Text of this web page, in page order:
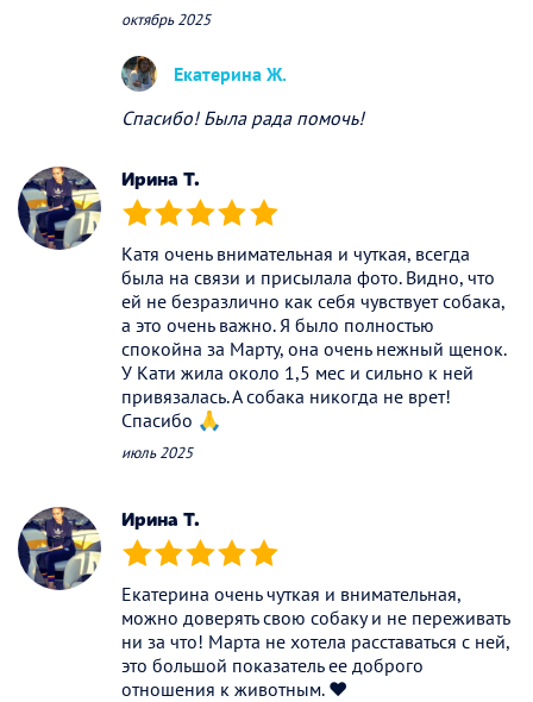
октябрь 2025
Екатерина Ж.
Спасибо! Была рада помочь!
Ирина Т.
(*) (*) (*) (*) (*)
Катя очень внимательная и чуткая, всегда
была на связи и присылала фото. Видно, что
ей не безразлично как себя чувствует собака,
а это очень важно. Я было полностью
спокойна за Марту, она очень нежный щенок.
У Кати жила около 1,5 мес и сильно к ней
привязалась. А собака никогда не врет!
Спасибо 🙏
июль 2025
Ирина Т.
(*) (*) (*) (*) (*)
Екатерина очень чуткая и внимательная,
можно доверять свою собаку и не переживать
ни за что! Марта не хотела расставаться с ней,
это большой показатель ее доброго
отношения к животным. ♥️